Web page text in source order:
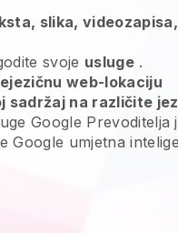
slika,
svoje usluge.
web-lokaciju
sadržaj na različite
Google Prevoditelja
Google umjetna